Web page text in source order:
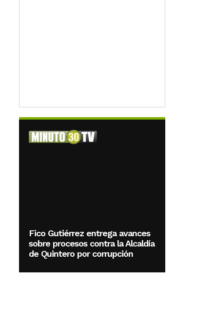
Fico Gutiérrez entrega avances
sobre procesos contra la Alcaldía
de Quintero por corrupción